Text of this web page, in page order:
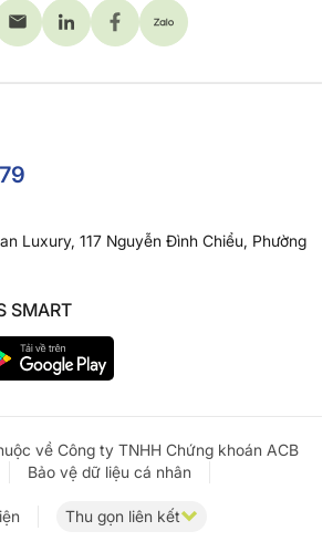
Luxury, 117 Nguyễn Đình Chiểu, Phường
SMART
về Công ty TNHH Chứng khoán ACB
Bảo vệ dữ liệu cá nhân
Thu gọn liên kết